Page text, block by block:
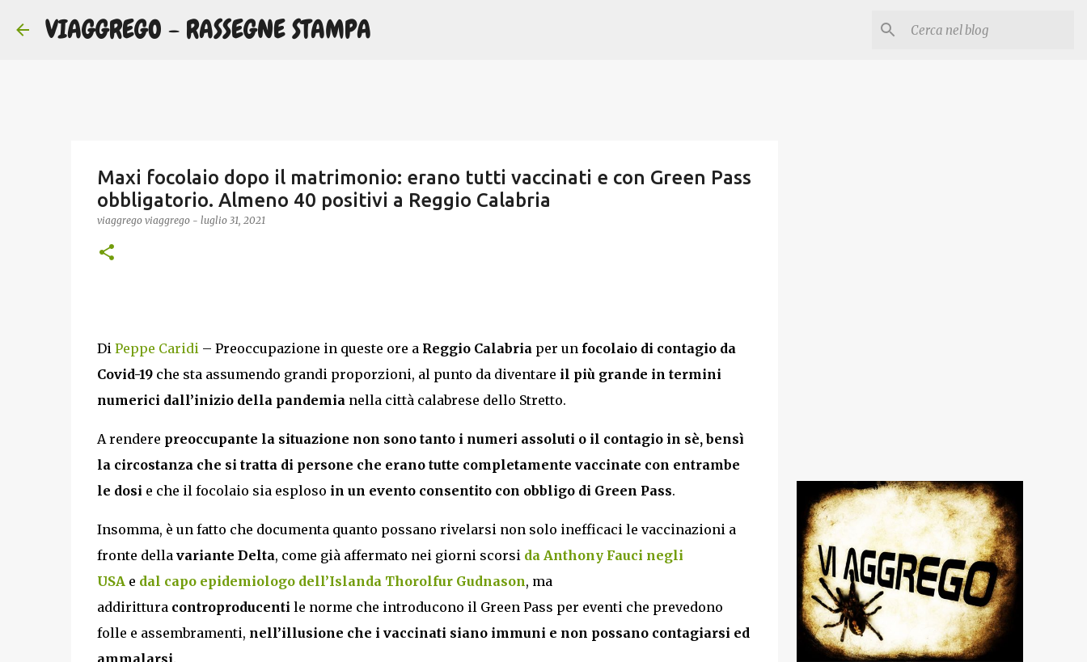
VIAGGREGO - RASSEGNE STAMPA
Maxi focolaio dopo il matrimonio: erano tutti vaccinati e con Green Pass
obbligatorio. Almeno 40 positivi a Reggio Calabria
viaggrego viaggrego - luglio 31, 2021
Di Peppe Caridi– Preoccupazione in queste ore a Reggio Calabriaper un focolaio di contagio da
Covid-19che sta assumendo grandi proporzioni, al punto da diventare il più grande in termini
numerici dall’inizio della pandemianella città calabrese dello Stretto.
A rendere preoccupante la situazione non sono tanto i numeri assoluti o il contagio in sè, bensì
la circostanza che si tratta di persone che erano tutte completamente vaccinate con entrambe
le dosi e che il focolaio sia esploso in un evento consentito con obbligo di Green Pass.
Insomma, è un fatto che documenta quanto possano rivelarsi non solo inefficaci le vaccinazioni a
fronte della variante Delta, come già affermato nei giorni scorsi da Anthony Fauci negli
USAe dal capo epidemiologo dell’Islanda Thorolfur Gudnason, ma
addirittura controproducenti le norme che introducono il Green Pass per eventi che prevedono
folle e assembramenti, nell’illusione che i vaccinati siano immuni e non possano contagiarsi ed
ammalarsi.